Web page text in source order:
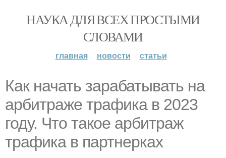
НАУКА ДЛЯ ВСЕХ ПРОСТЫМИ
СЛОВАМИ
главная новости статьи
Как начать зарабатывать на
арбитраже трафика в 2023
году. Что такое арбитраж
трафика в партнерках